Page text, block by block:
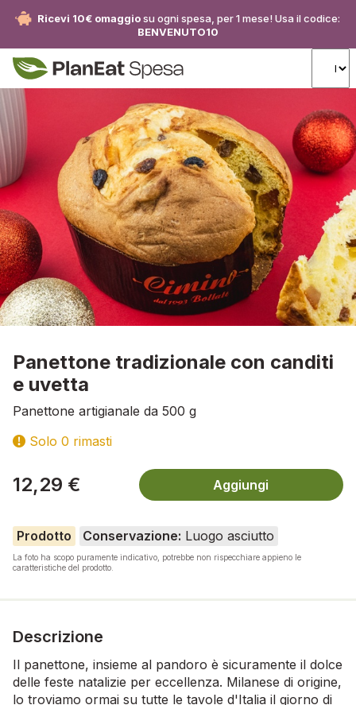
Ricevi 10€ omaggiosu ogni spesa, per 1 mese! Usa il codice:
BENVENUTO10
Panettone tradizionale con canditi
e uvetta
Panettone artigianale da 500 g
Solo 0 rimasti
12,29 € Aggiungi
Prodotto Conservazione: Luogo asciutto
La foto ha scopo puramente indicativo, potrebbe non rispecchiare appieno le
caratteristiche del prodotto.
Descrizione
Il panettone, insieme al pandoro è sicuramente il dolce
delle feste natalizie per eccellenza. Milanese di origine,
lo troviamo ormai su tutte le tavole d'Italia il giorno di